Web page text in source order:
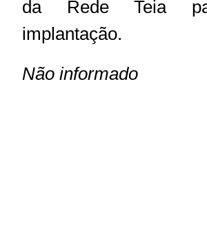
da Rede Teia
implantação.
Não informado